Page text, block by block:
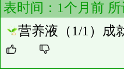
表时间：1个月前 所
营养液（1/1）成